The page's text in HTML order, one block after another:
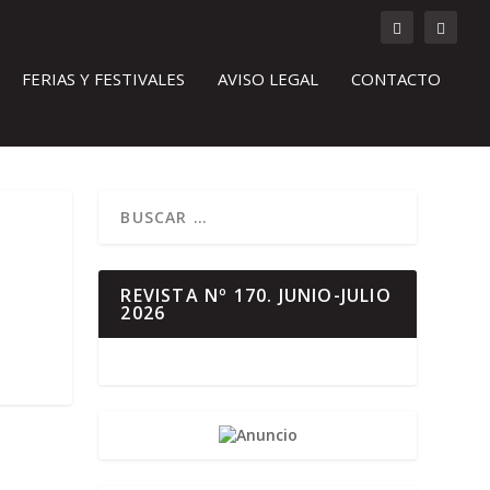
FERIAS Y FESTIVALES AVISO LEGAL CONTACTO
REVISTA Nº 170. JUNIO-JULIO
2026